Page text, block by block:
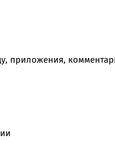
приложения,